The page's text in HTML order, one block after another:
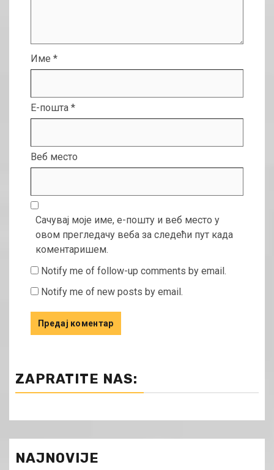
Име *
Е-пошта *
Веб место
Сачувај моје име, е-пошту и веб место у
овом прегледачу веба за следећи пут када
коментаришем.
Notify me of follow-up comments by email.
Notify me of new posts by email.
ZAPRATITE NAS:
NAJNOVIJE